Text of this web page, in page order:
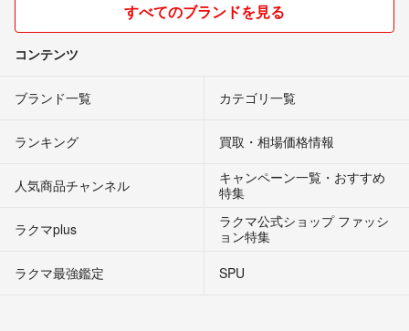
すべてのブランドを見る
コンテンツ
ブランド一覧 カテゴリ一覧
ランキング 買取・相場価格情報
人気商品チャンネル
キャンペーン一覧・おすすめ
特集
ラクマplus
ラクマ公式ショップ ファッシ
ョン特集
ラクマ最強鑑定
SPU